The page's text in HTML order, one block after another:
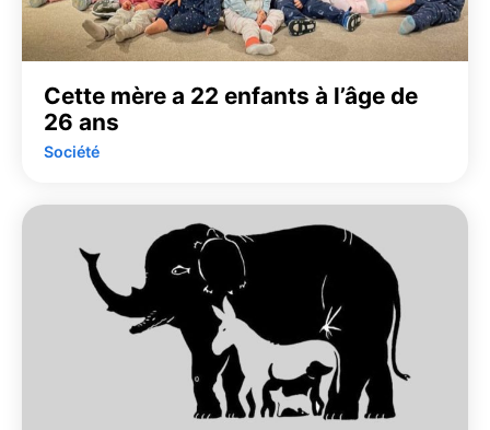
Cette mère a 22 enfants à l’âge de
26 ans
Société